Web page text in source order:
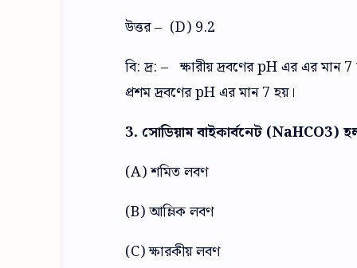
উত্তর – (D) 9.2
বি: দ্র: – ক্ষারীয় দ্রবণের pH এর এর মান
প্রশম দ্রবণের pH এর মান 7 হয়।
3. সোডিয়াম বাইকার্বনেট (NaHCO3)
(A) শমিত লবণ
(B) আম্লিক লবণ
(C) ক্ষারকীয় লবণ